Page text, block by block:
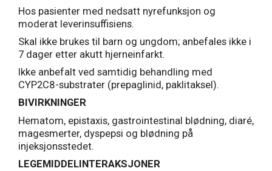
Hos pasienter med nedsatt nyrefunksjon og
moderat leverinsuffisiens.
Skal ikke brukes til barn og ungdom; anbefales ikke i
7 dager etter akutt hjerneinfarkt.
Ikke anbefalt ved samtidig behandling med
CYP2C8-substrater (prepaglinid, paklitaksel).
BIVIRKNINGER
Hematom, epistaxis, gastrointestinal blødning, diaré,
magesmerter, dyspepsi og blødning på
injeksjonsstedet.
LEGEMIDDELINTERAKSJONER